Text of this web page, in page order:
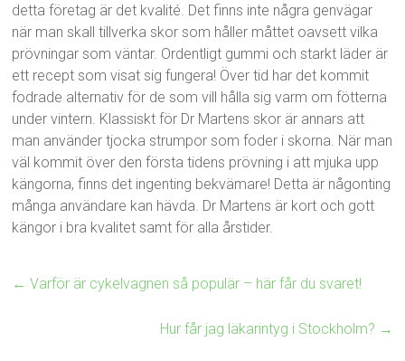
detta företag är det kvalité. Det finns inte några genvägar
när man skall tillverka skor som håller måttet oavsett vilka
prövningar som väntar. Ordentligt gummi och starkt läder är
ett recept som visat sig fungera! Över tid har det kommit
fodrade alternativ för de som vill hålla sig varm om fötterna
under vintern. Klassiskt för Dr Martens skor är annars att
man använder tjocka strumpor som foder i skorna. När man
väl kommit över den första tidens prövning i att mjuka upp
kängorna, finns det ingenting bekvämare! Detta är någonting
många användare kan hävda. Dr Martens är kort och gott
kängor i bra kvalitet samt för alla årstider.
← Varför är cykelvagnen så populär – här får du svaret!
Hur får jag läkarintyg i Stockholm? →